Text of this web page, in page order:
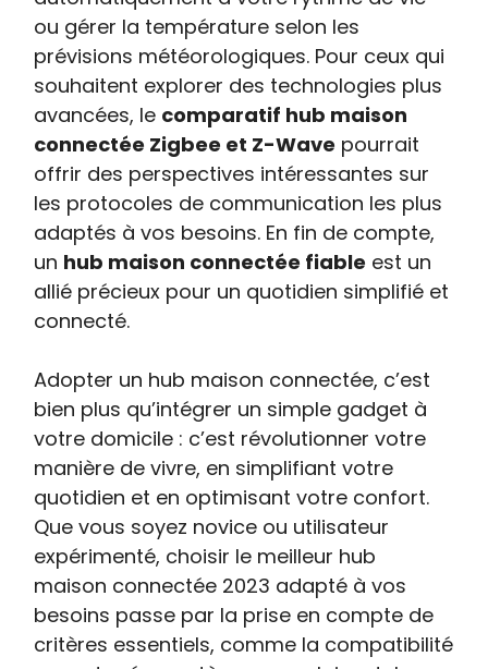
ou gérer la température selon les
prévisions météorologiques. Pour ceux qui
souhaitent explorer des technologies plus
avancées, le comparatif hub maison
connectée Zigbee et Z-Wave pourrait
offrir des perspectives intéressantes sur
les protocoles de communication les plus
adaptés à vos besoins. En fin de compte,
un hub maison connectée fiable est un
allié précieux pour un quotidien simplifié et
connecté.
Adopter un hub maison connectée, c’est
bien plus qu’intégrer un simple gadget à
votre domicile : c’est révolutionner votre
manière de vivre, en simplifiant votre
quotidien et en optimisant votre confort.
Que vous soyez novice ou utilisateur
expérimenté, choisir le meilleur hub
maison connectée 2023 adapté à vos
besoins passe par la prise en compte de
critères essentiels, comme la compatibilité